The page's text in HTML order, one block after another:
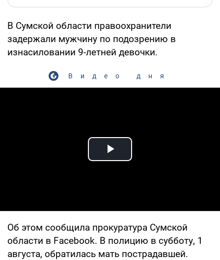
В Сумской области правоохранители
задержали мужчину по подозрению в
изнасиловании 9-летней девочки.
Видео дня
Play Video
Об этом сообщила прокуратура Сумской
области в Facebook. В полицию в субботу, 1
августа, обратилась мать пострадавшей.